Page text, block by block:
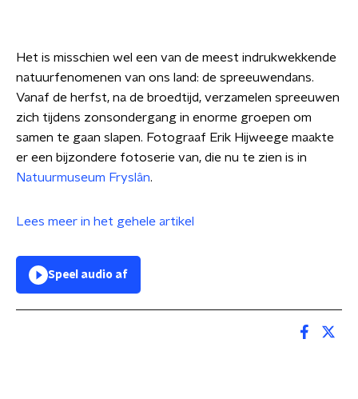
Het is misschien wel een van de meest indrukwekkende
natuurfenomenen van ons land: de spreeuwendans.
Vanaf de herfst, na de broedtijd, verzamelen spreeuwen
zich tijdens zonsondergang in enorme groepen om
samen te gaan slapen. Fotograaf Erik Hijweege maakte
er een bijzondere fotoserie van, die nu te zien is in
Natuurmuseum Fryslân.
Lees meer in het gehele artikel
Speel audio af